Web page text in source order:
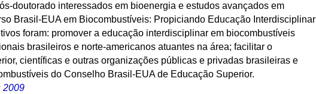
doutorado interessados em bioenergia e estudos avançados em
Brasil-EUA em Biocombustíveis: Propiciando Educação Interdisciplinar
foram: promover a educação interdisciplinar em biocombustíveis
brasileiros e norte-americanos atuantes na área; facilitar o
científicas e outras organizações públicas e privadas brasileiras e
do Conselho Brasil-EUA de Educação Superior.
2009